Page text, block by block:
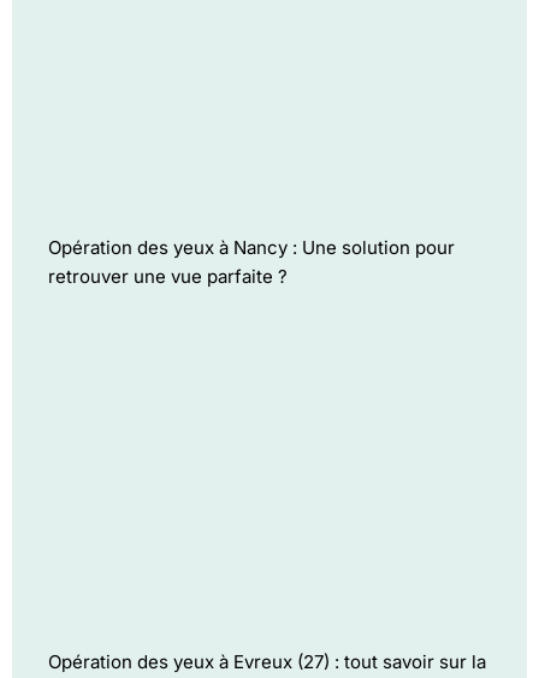
Opération des yeux à Nancy : Une solution pour
retrouver une vue parfaite ?
Opération des yeux à Evreux (27) : tout savoir sur la